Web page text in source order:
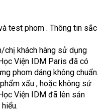
test phom . Thông tin sắc
chị khách hàng sử dụng
Viện IDM Paris đã có
phom dáng không chuẩn.
xấu , hoặc không sử
Viện IDM đã lên sản